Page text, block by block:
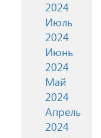
2024
Июль
2024
Июнь
2024
Май
2024
Апрель
2024